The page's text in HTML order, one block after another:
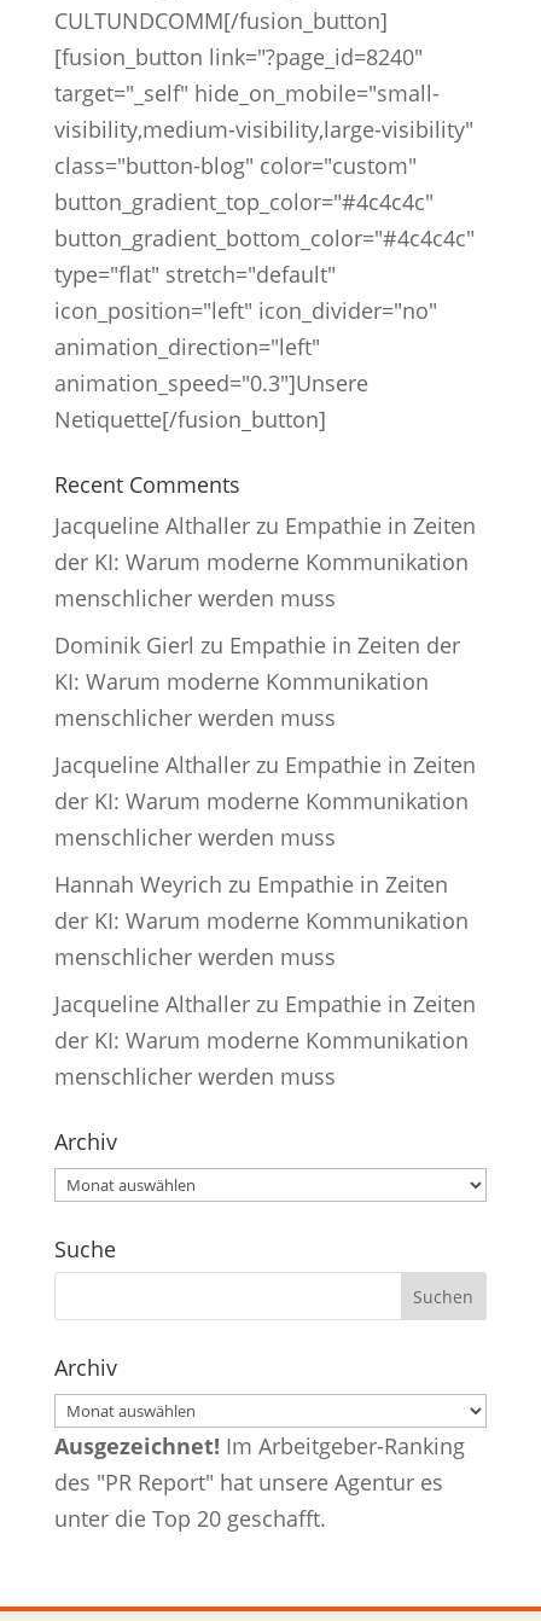
CULTUNDCOMM[/fusion_button]
[fusion_button link="?page_id=8240"
target="_self" hide_on_mobile="small-
visibility,medium-visibility,large-visibility"
class="button-blog" color="custom"
button_gradient_top_color="#4c4c4c"
button_gradient_bottom_color="#4c4c4c"
type="flat" stretch="default"
icon_position="left" icon_divider="no"
animation_direction="left"
animation_speed="0.3"]Unsere
Netiquette[/fusion_button]
Recent Comments
Jacqueline Althallerzu Empathie in Zeiten
der KI: Warum moderne Kommunikation
menschlicher werden muss
Dominik Gierl zu Empathie in Zeiten der
KI: Warum moderne Kommunikation
menschlicher werden muss
Jacqueline Althallerzu Empathie in Zeiten
der KI: Warum moderne Kommunikation
menschlicher werden muss
Hannah Weyrich zu Empathie in Zeiten
der KI: Warum moderne Kommunikation
menschlicher werden muss
Jacqueline Althallerzu Empathie in Zeiten
der KI: Warum moderne Kommunikation
menschlicher werden muss
Archiv
Archiv
Suche
Archiv
Archiv
Ausgezeichnet! Im Arbeitgeber-Ranking
des "PR Report" hat unsere Agentur es
unter die Top 20 geschafft.